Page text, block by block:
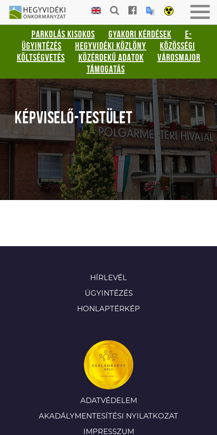
Gyorsbillentyűk
listája
Keresés:
"S"
Bejelentkezés:
be-
HEGYVIDÉKI
ÖNKORMÁNYZAT
PARKOLÁS KISOKOS GYAKORI KÉRDÉSEK
E-
ÜGYINTÉZÉS
HEGYVIDÉKI KÖZLÖNY
KÖZÖSSÉGI
KÖLTSÉGVETÉS
KÖZÉRDEKŰ ADATOK
VÁROSMAJOR
TÁMOGATÁS
KÉPVISELŐ-TESTÜLET
HÍRLEVÉL
ÜGYINTÉZÉS
HONLAPTÉRKÉP
ADATVÉDELEM
AKADÁLYMENTESÍTÉSI NYILATKOZAT
IMPRESSZUM